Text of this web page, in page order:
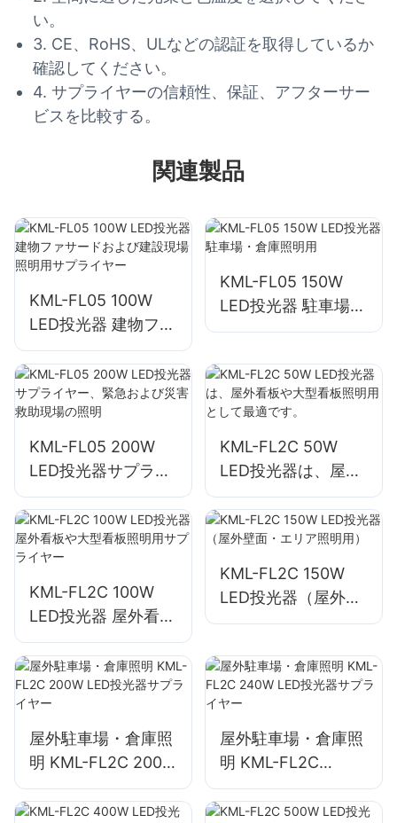
い。
3. CE、RoHS、ULなどの認証を取得しているか
確認してください。
4. サプライヤーの信頼性、保証、アフターサー
ビスを比較する。
関連製品
KML-FL05 100W
LED投光器 建物ファ
サードおよび建設現
場照明用サプライヤ
ー
KML-FL05 150W
LED投光器 駐車場・
倉庫照明用
KML-FL05 200W
LED投光器サプライ
ヤー、緊急および災
害救助現場の照明
KML-FL2C 50W
LED投光器は、屋外
看板や大型看板照明
用として最適です。
KML-FL2C 100W
LED投光器 屋外看板
や大型看板照明用サ
プライヤー
KML-FL2C 150W
LED投光器（屋外壁
面・エリア照明用）
屋外駐車場・倉庫照
明 KML-FL2C 200W
LED投光器サプライ
ヤー
屋外駐車場・倉庫照
明 KML-FL2C
240W LED投光器サ
プライヤー